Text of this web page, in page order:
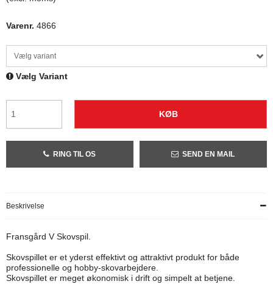
Varenr. 4866
Vælg variant
Vælg Variant
KØB
RING TIL OS SEND EN MAIL
Beskrivelse
Fransgård V Skovspil.
Skovspillet er et yderst effektivt og attraktivt produkt for både
professionelle og hobby-skovarbejdere.
Skovspillet er meget økonomisk i drift og simpelt at betjene.